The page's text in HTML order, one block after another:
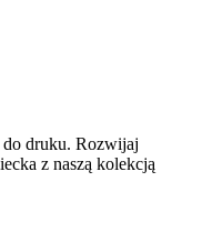
druku. Rozwijaj
z naszą kolekcją